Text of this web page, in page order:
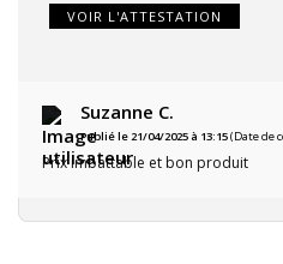
VOIR L'ATTESTATION
Suzanne C.
Publié le 21/04/2025 à 13:15(Date de
Prix imbattable et bon produit